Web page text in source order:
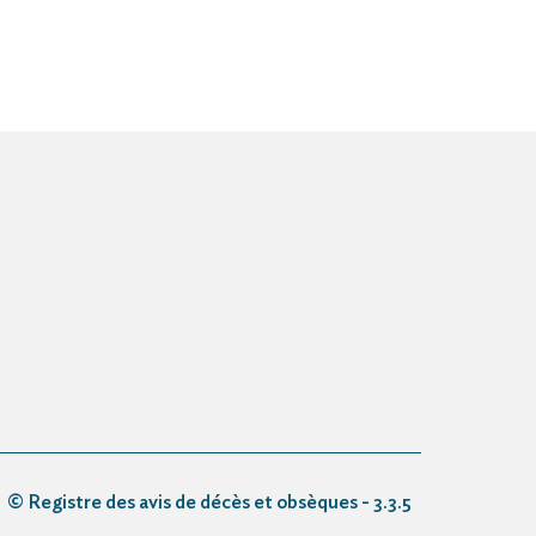
© Registre des avis de décès et obsèques - 3.3.5